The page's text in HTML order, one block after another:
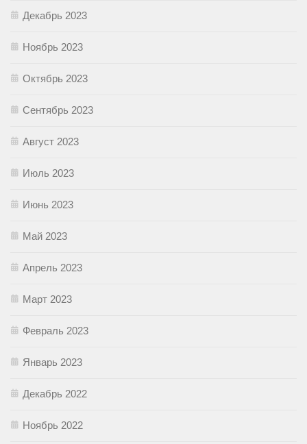
Декабрь 2023
Ноябрь 2023
Октябрь 2023
Сентябрь 2023
Август 2023
Июль 2023
Июнь 2023
Май 2023
Апрель 2023
Март 2023
Февраль 2023
Январь 2023
Декабрь 2022
Ноябрь 2022